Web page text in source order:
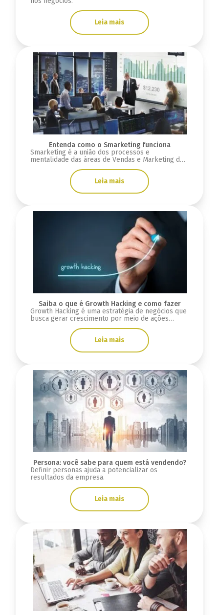
Leia mais
Entenda como o Smarketing funciona
Smarketing é a união dos processos e
mentalidade das áreas de Vendas e Marketing de
Leia mais
Saiba o que é Growth Hacking e como fazer
Growth Hacking é uma estratégia de negócios que
busca gerar crescimento por meio de ações
Leia mais
Persona: você sabe para quem está vendendo?
Definir personas ajuda a potencializar os
resultados da empresa.
Leia mais